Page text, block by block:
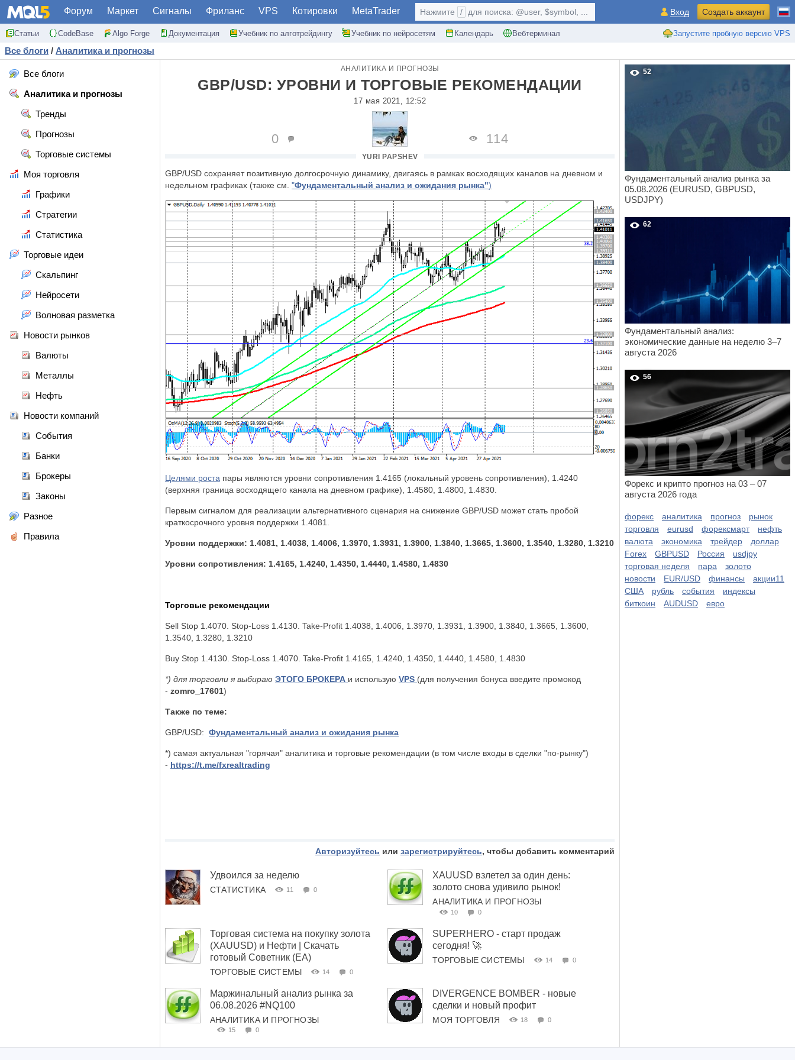
Форум Маркет Сигналы Фриланс VPS Котировки MetaTrader
Статьи CodeBase Algo Forge Документация Учебник по алготрейдингу Учебник по нейросетям Календарь Вебтерминал Запустите пробную версию VPS
Нажмите / для поиска: @user, $symbol, ... Вход Создать аккаунт
Все блоги / Аналитика и прогнозы
Все блоги
Аналитика и прогнозы
Тренды
Прогнозы
Торговые системы
Моя торговля
Графики
Стратегии
Статистика
Торговые идеи
Скальпинг
Нейросети
Волновая разметка
Новости рынков
Валюты
Металлы
Нефть
Новости компаний
События
Банки
Брокеры
Законы
Разное
Правила
АНАЛИТИКА И ПРОГНОЗЫ
GBP/USD: УРОВНИ И ТОРГОВЫЕ РЕКОМЕНДАЦИИ
17 мая 2021, 12:52
YURI PAPSHEV
0 114
GBP/USD сохраняет позитивную долгосрочную динамику, двигаясь в рамках восходящих каналов на дневном и
недельном графиках (также см. "Фундаментальный анализ и ожидания рынка")
Целями роста пары являются уровни сопротивления 1.4165 (локальный уровень сопротивления), 1.4240
(верхняя граница восходящего канала на дневном графике), 1.4580, 1.4800, 1.4830.
Первым сигналом для реализации альтернативного сценария на снижение GBP/USD может стать пробой
краткосрочного уровня поддержки 1.4081.
Уровни поддержки: 1.4081, 1.4038, 1.4006, 1.3970, 1.3931, 1.3900, 1.3840, 1.3665, 1.3600, 1.3540, 1.3280, 1.3210
Уровни сопротивления: 1.4165, 1.4240, 1.4350, 1.4440, 1.4580, 1.4830
Торговые рекомендации
Sell ​​Stop 1.4070. Stop-Loss 1.4130. Take-Profit 1.4038, 1.4006, 1.3970, 1.3931, 1.3900, 1.3840, 1.3665, 1.3600,
1.3540, 1.3280, 1.3210
Buy Stop 1.4130. Stop-Loss 1.4070. Take-Profit 1.4165, 1.4240, 1.4350, 1.4440, 1.4580, 1.4830
*) для торговли я выбираю ЭТОГО БРОКЕРА и использую VPS (для получения бонуса введите промокод
- zomro_17601)
Также по теме:
GBP/USD: Фундаментальный анализ и ожидания рынка
*) самая актуальная "горячая" аналитика и торговые рекомендации (в том числе входы в сделки "по-рынку")
- https://t.me/fxrealtrading
Авторизуйтесь или зарегистрируйтесь, чтобы добавить комментарий
Удвоился за неделю
СТАТИСТИКА 11 0
XAUUSD взлетел за один день:
золото снова удивило рынок!
АНАЛИТИКА И ПРОГНОЗЫ
10 0
Торговая система на покупку золота
(XAUUSD) и Нефти | Скачать
готовый Советник (EA)
ТОРГОВЫЕ СИСТЕМЫ 14 0
SUPERHERO - старт продаж
сегодня! 🚀
ТОРГОВЫЕ СИСТЕМЫ 14 0
Маржинальный анализ рынка за
06.08.2026 #NQ100
АНАЛИТИКА И ПРОГНОЗЫ
15 0
DIVERGENCE BOMBER - новые
сделки и новый профит
МОЯ ТОРГОВЛЯ 18 0
52
Фундаментальный анализ рынка за
05.08.2026 (EURUSD, GBPUSD,
USDJPY)
62
Фундаментальный анализ:
экономические данные на неделю 3–7
августа 2026
56
Форекс и крипто прогноз на 03 – 07
августа 2026 года
форекс аналитика прогноз
рынок
торговля
eurusd форексмарт
нефть
валюта
экономика трейдер
доллар
Forex
GBPUSD Россия
usdjpy
торговая неделя
пара
золото
новости
EUR/USD финансы
акции11
США
рубль события
индексы
биткоин
AUDUSD евро